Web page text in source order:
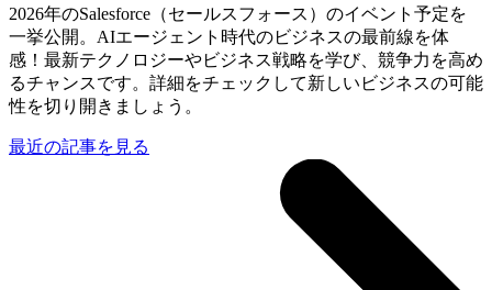
2026年のSalesforce（セールスフォース）のイベント予定を
一挙公開。AIエージェント時代のビジネスの最前線を体
感！最新テクノロジーやビジネス戦略を学び、競争力を高め
るチャンスです。詳細をチェックして新しいビジネスの可能
性を切り開きましょう。
最近の記事を見る